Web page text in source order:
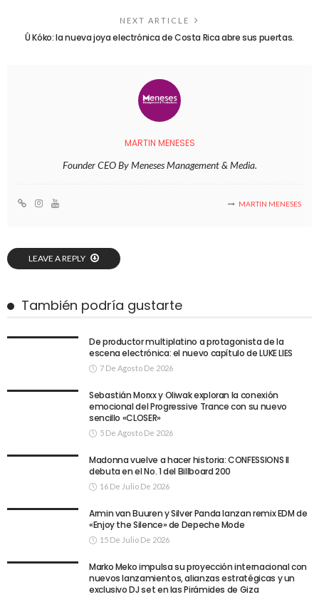
NEXT ARTICLE
Û Kóko: la nueva joya electrónica de Costa Rica abre sus puertas.
MARTIN MENESES
Founder CEO By Meneses Management & Media.
MARTIN MENESES
LEAVE A REPLY
También podría gustarte
De productor multiplatino a protagonista de la
escena electrónica: el nuevo capítulo de LUKE LIES
7 De Agosto De 2026
Sebastián Morxx y Oliwak exploran la conexión
emocional del Progressive Trance con su nuevo
sencillo «CLOSER»
5 De Agosto De 2026
Madonna vuelve a hacer historia: CONFESSIONS II
debuta en el No. 1 del Billboard 200
16 De Julio De 2026
Armin van Buuren y Silver Panda lanzan remix EDM de
«Enjoy the Silence» de Depeche Mode
15 De Julio De 2026
Marko Meko impulsa su proyección internacional con
nuevos lanzamientos, alianzas estratégicas y un
exclusivo DJ set en las Pirámides de Giza